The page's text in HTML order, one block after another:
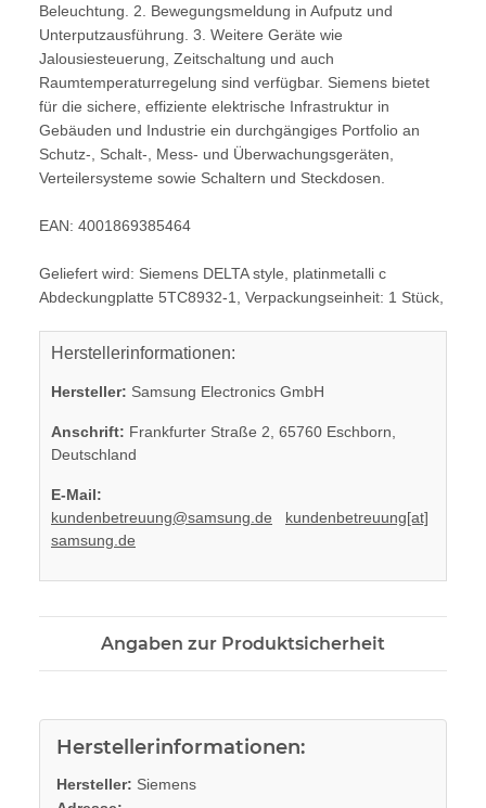
Beleuchtung. 2. Bewegungsmeldung in Aufputz und
Unterputzausführung. 3. Weitere Geräte wie
Jalousiesteuerung, Zeitschaltung und auch
Raumtemperaturregelung sind verfügbar. Siemens bietet
für die sichere, effiziente elektrische Infrastruktur in
Gebäuden und Industrie ein durchgängiges Portfolio an
Schutz-, Schalt-, Mess- und Überwachungsgeräten,
Verteilersysteme sowie Schaltern und Steckdosen.
EAN: 4001869385464
Geliefert wird: Siemens DELTA style, platinmetalli c
Abdeckungplatte 5TC8932-1, Verpackungseinheit: 1 Stück,
Herstellerinformationen:
Hersteller: Samsung Electronics GmbH
Anschrift: Frankfurter Straße 2, 65760 Eschborn,
Deutschland
E-Mail:
kundenbetreuung@samsung.de
kundenbetreuung[at]
samsung.de
Angaben zur Produktsicherheit
Herstellerinformationen:
Hersteller: Siemens